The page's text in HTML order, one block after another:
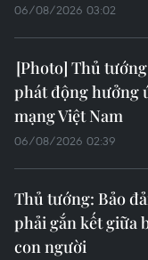
06/08/2026 03:02
Thủ
phát động hưởng
mạng Việt Nam
06/08/2026 02:39
Thủ tướng: Bảo
phải gắn kết giữa
con người